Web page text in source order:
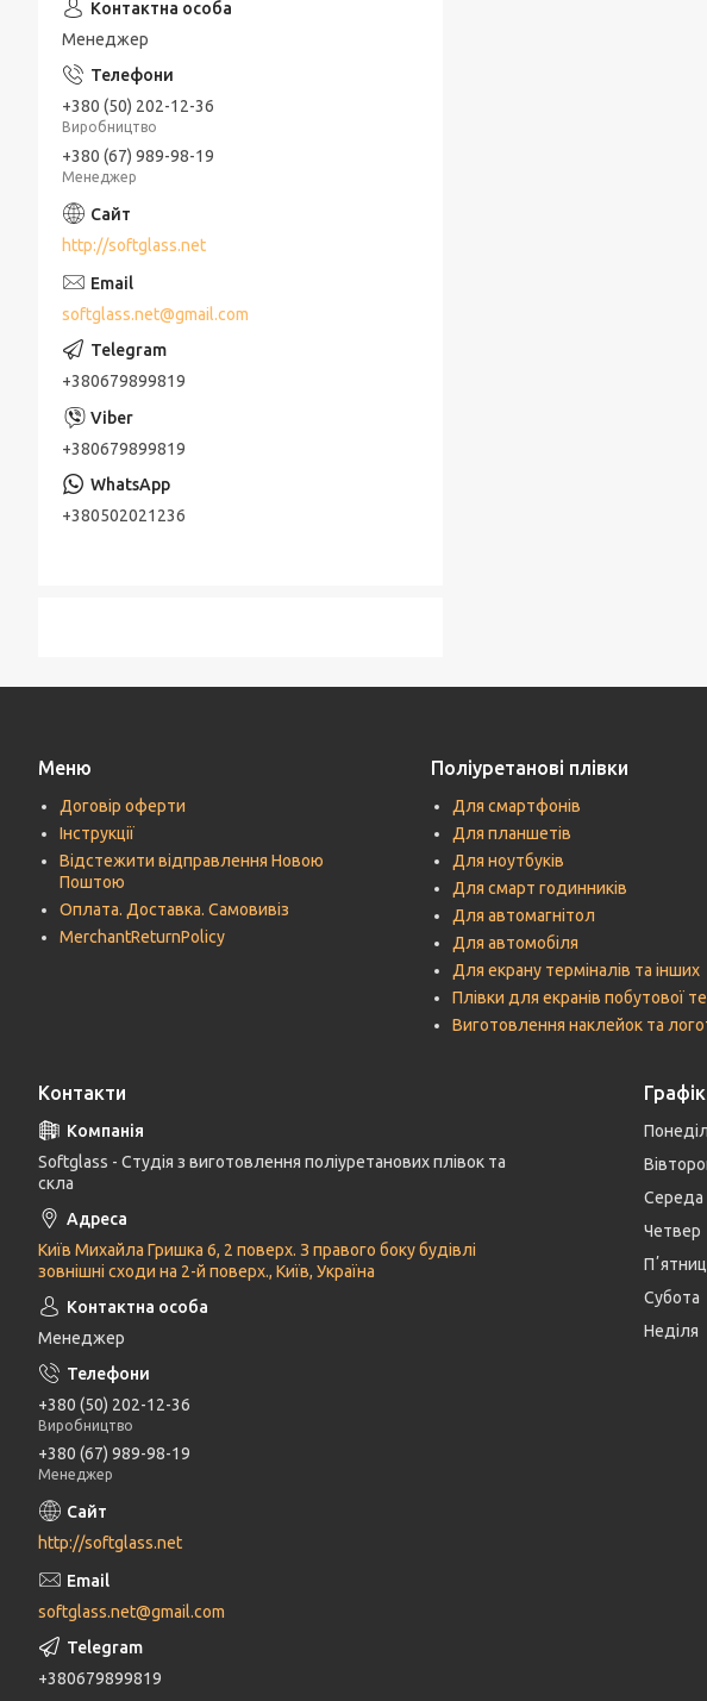
Менеджер
+380 (50) 202-12-36
Виробництво
+380 (67) 989-98-19
Менеджер
http://softglass.net
softglass.net@gmail.com
+380679899819
+380679899819
+380502021236
Меню
Договір оферти
Інструкції
Відстежити відправлення Новою
Поштою
Оплата. Доставка. Самовивіз
MerchantReturnPolicy
Поліуретанові плівки
Для смартфонів
Для планшетів
Для ноутбуків
Для смарт годинників
Для автомагнітол
Для автомобіля
Для екрану терміналів та інших
Плівки для екранів побутової
Виготовлення наклейок та
Контакти
Softglass - Студія з виготовлення поліуретанових плівок та
скла
Київ Михайла Гришка 6, 2 поверх. З правого боку будівлі
зовнішні сходи на 2-й поверх., Київ, Україна
Менеджер
+380 (50) 202-12-36
Виробництво
+380 (67) 989-98-19
Менеджер
http://softglass.net
softglass.net@gmail.com
+380679899819
Середа
Четвер
Субота
Неділя